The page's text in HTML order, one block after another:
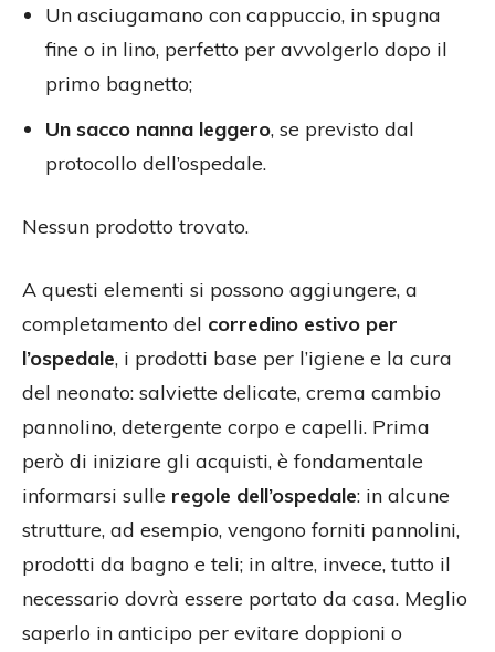
Un asciugamano con cappuccio, in spugna
fine o in lino, perfetto per avvolgerlo dopo il
primo bagnetto;
Un sacco nanna leggero, se previsto dal
protocollo dell’ospedale.
Nessun prodotto trovato.
A questi elementi si possono aggiungere, a
completamento del corredino estivo per
l’ospedale, i prodotti base per l’igiene e la cura
del neonato: salviette delicate, crema cambio
pannolino, detergente corpo e capelli. Prima
però di iniziare gli acquisti, è fondamentale
informarsi sulle regole dell’ospedale: in alcune
strutture, ad esempio, vengono forniti pannolini,
prodotti da bagno e teli; in altre, invece, tutto il
necessario dovrà essere portato da casa. Meglio
saperlo in anticipo per evitare doppioni o